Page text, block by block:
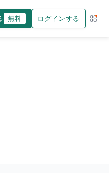
無料 ログインする サー